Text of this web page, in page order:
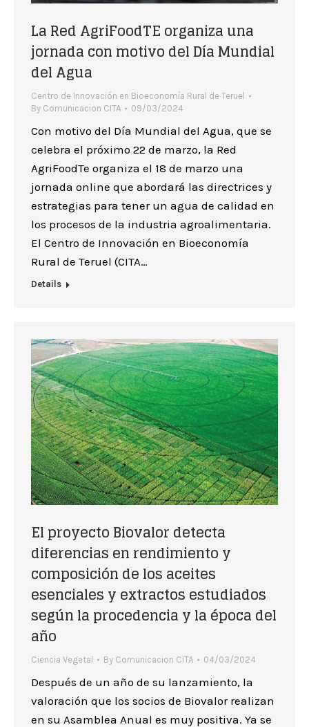
La Red AgriFoodTE organiza una
jornada con motivo del Día Mundial
del Agua
Centro de Innovación en Bioeconomía Rural de Teruel
By Comunicacion CITA 09/03/2024
Con motivo del Día Mundial del Agua, que se
celebra el próximo 22 de marzo, la Red
AgriFoodTe organiza el 18 de marzo una
jornada online que abordará las directrices y
estrategias para tener un agua de calidad en
los procesos de la industria agroalimentaria.
El Centro de Innovación en Bioeconomía
Rural de Teruel (CITA…
Details
El proyecto Biovalor detecta
diferencias en rendimiento y
composición de los aceites
esenciales y extractos estudiados
según la procedencia y la época del
año
Ciencia Vegetal By Comunicacion CITA 04/03/2024
Después de un año de su lanzamiento, la
valoración que los socios de Biovalor realizan
en su Asamblea Anual es muy positiva. Ya se